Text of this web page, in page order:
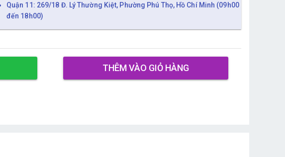
Quận 11: 269/18 Đ. Lý Thường Kiệt, Phường Phú Thọ, Hồ Chí Minh (09h00
đến 18h00)
THÊM VÀO GIỎ HÀNG